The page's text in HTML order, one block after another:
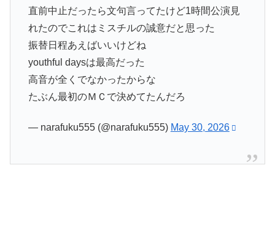
直前中止だったら文句言ってたけど1時間公演見
れたのでこれはミスチルの誠意だと思った
振替日程あえばいいけどね
youthful daysは最高だった
高音が全くでなかったからな
たぶん最初のＭＣで決めてたんだろ
— narafuku555 (@narafuku555) May 30, 2026